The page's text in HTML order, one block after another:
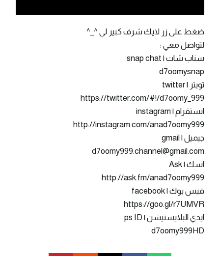
ضغط على زر لايك شرف كبير لي ^_^
لتواصل معي :
سناب شات | snap chat
d7oomysnap
تويتر | twitter
https://twitter.com/#!/d7oomy_999
انستقرام | instagram
http://instagram.com/anad7oomy999
جيميل | gmail
d7oomy999.channel@gmail.com
اسك | Ask
http://ask.fm/anad7oomy999
فيس بوك | facebook
https://goo.gl/r7UMVR
ايدي البلايستيشن | ps ID
d7oomy999HD